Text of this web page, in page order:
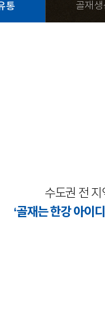
통 골재생
수도권 전
‘골재는 한강 아이디